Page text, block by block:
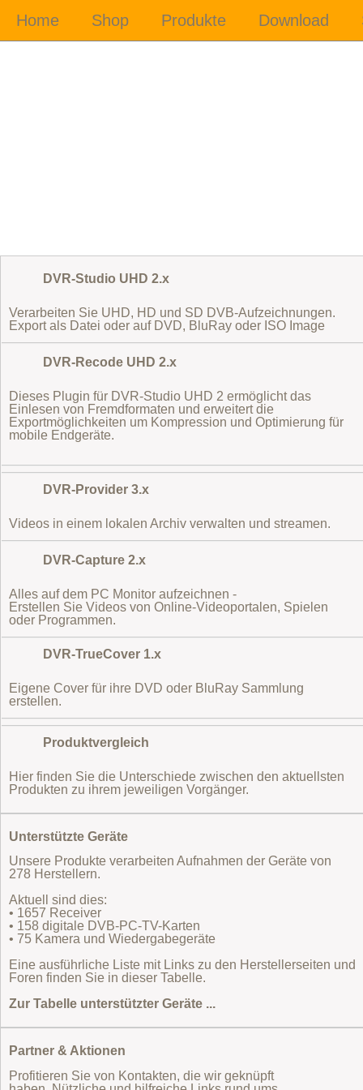
DVR-Studio UHD 2.x
Verarbeiten Sie UHD, HD und SD DVB-Aufzeichnungen.
Export als Datei oder auf DVD, BluRay oder ISO Image
DVR-Recode UHD 2.x
Dieses Plugin für DVR-Studio UHD 2 ermöglicht das
Einlesen von Fremdformaten und erweitert die
Exportmöglichkeiten um Kompression und Optimierung für
mobile Endgeräte.
DVR-Provider 3.x
Videos in einem lokalen Archiv verwalten und streamen.
DVR-Capture 2.x
Alles auf dem PC Monitor aufzeichnen -
Erstellen Sie Videos von Online-Videoportalen, Spielen
oder Programmen.
DVR-TrueCover 1.x
Eigene Cover für ihre DVD oder BluRay Sammlung
erstellen.
Produktvergleich
Hier finden Sie die Unterschiede zwischen den aktuellsten
Produkten zu ihrem jeweiligen Vorgänger.
Unterstützte Geräte
Unsere Produkte verarbeiten Aufnahmen der Geräte von
278 Herstellern.
Aktuell sind dies:
• 1657 Receiver
• 158 digitale DVB-PC-TV-Karten
• 75 Kamera und Wiedergabegeräte
Eine ausführliche Liste mit Links zu den Herstellerseiten und
Foren finden Sie in dieser Tabelle.
Zur Tabelle unterstützter Geräte ...
Partner & Aktionen
Profitieren Sie von Kontakten, die wir geknüpft